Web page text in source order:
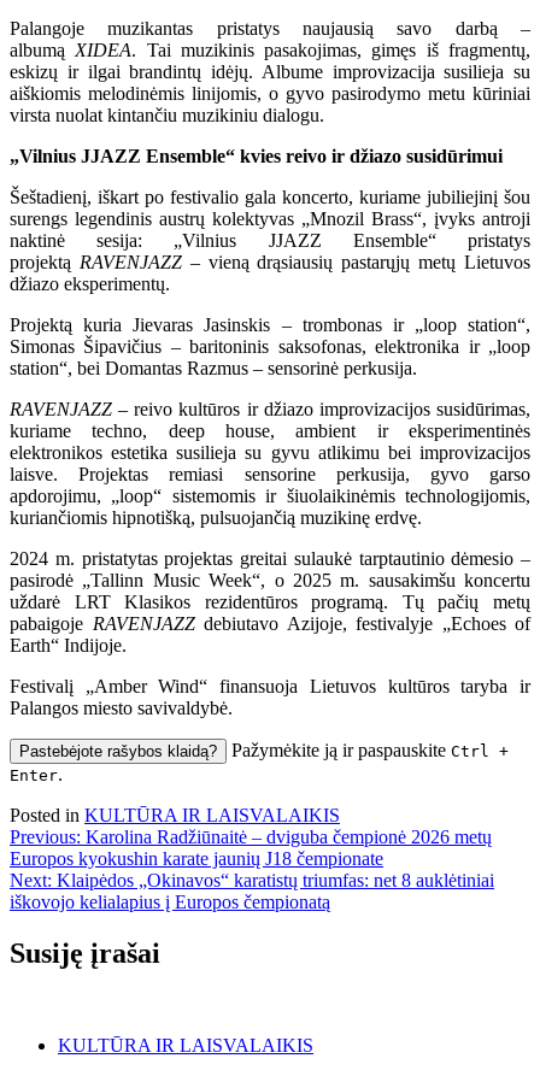
Palangoje muzikantas pristatys naujausią savo darbą –
albumą XIDEA. Tai muzikinis pasakojimas, gimęs iš fragmentų,
eskizų ir ilgai brandintų idėjų. Albume improvizacija susilieja su
aiškiomis melodinėmis linijomis, o gyvo pasirodymo metu kūriniai
virsta nuolat kintančiu muzikiniu dialogu.
„Vilnius JJAZZ Ensemble“ kvies reivo ir džiazo susidūrimui
Šeštadienį, iškart po festivalio gala koncerto, kuriame jubiliejinį šou
surengs legendinis austrų kolektyvas „Mnozil Brass“, įvyks antroji
naktinė sesija: „Vilnius JJAZZ Ensemble“ pristatys
projektą RAVENJAZZ– vieną drąsiausių pastarųjų metų Lietuvos
džiazo eksperimentų.
Projektą kuria Jievaras Jasinskis – trombonas ir „loop station“,
Simonas Šipavičius – baritoninis saksofonas, elektronika ir „loop
station“, bei Domantas Razmus – sensorinė perkusija.
RAVENJAZZ – reivo kultūros ir džiazo improvizacijos susidūrimas,
kuriame techno, deep house, ambient ir eksperimentinės
elektronikos estetika susilieja su gyvu atlikimu bei improvizacijos
laisve. Projektas remiasi sensorine perkusija, gyvo garso
apdorojimu, „loop“ sistemomis ir šiuolaikinėmis technologijomis,
kuriančiomis hipnotišką, pulsuojančią muzikinę erdvę.
2024 m. pristatytas projektas greitai sulaukė tarptautinio dėmesio –
pasirodė „Tallinn Music Week“, o 2025 m. sausakimšu koncertu
uždarė LRT Klasikos rezidentūros programą. Tų pačių metų
pabaigoje RAVENJAZZdebiutavo Azijoje, festivalyje „Echoes of
Earth“ Indijoje.
Festivalį „Amber Wind“ finansuoja Lietuvos kultūros taryba ir
Palangos miesto savivaldybė.
Pastebėjote rašybos klaidą? Pažymėkite ją ir paspauskite Ctrl +
Enter.
Posted in KULTŪRA IR LAISVALAIKIS
Navigacija
tarp
įrašų
Previous: Karolina Radžiūnaitė – dviguba čempionė 2026 metų
Europos kyokushin karate jaunių J18 čempionate
Next: Klaipėdos „Okinavos“ karatistų triumfas: net 8 auklėtiniai
iškovojo kelialapius į Europos čempionatą
Susiję įrašai
KULTŪRA IR LAISVALAIKIS